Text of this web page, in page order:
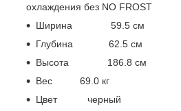
охлаждения без NO FROST
Ширина 59.5 см
Глубина 62.5 см
Высота 186.8 см
Вес 69.0 кг
Цвет черный